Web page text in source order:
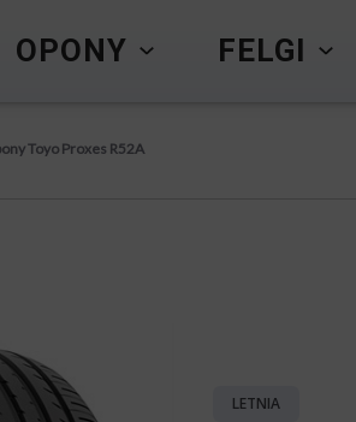
OPONY FELGI
Toyo Proxes R52A
LETNIA